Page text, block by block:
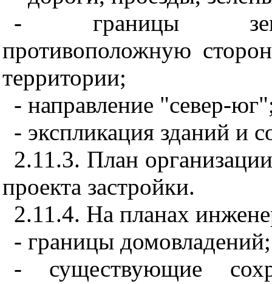
- границы
противоположную
территории;
- направление "север-
- экспликация зданий и
2.11.3. План
проекта застройки.
2.11.4. На планах
- границы домовладений;
- существующие